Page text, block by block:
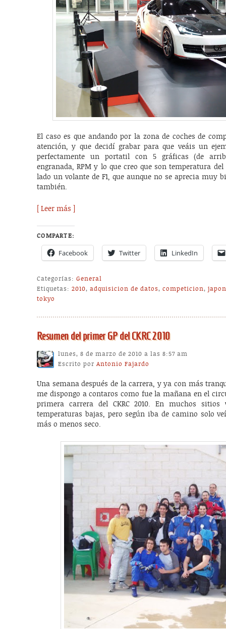
El caso es que andando por la zona de coches de
atención, y que decidí grabar para que veáis un
perfectamente un portatil con 5 gráficas (de
engranada, RPM y lo que creo que son temperatura
lado un volante de F1, que aunque no se aprecia muy
también.
[ Leer más ]
COMPARTE:
Facebook Twitter LinkedIn
Categorías: General
Etiquetas: 2010,adquisicion de datos,competicion,
tokyo
Resumen del primer GP del CKRC 2010
lunes, 8 de marzo de 2010 a las 8:57 am
Escrito porAntonio Fajardo
Una semana después de la carrera, y ya con más
me dispongo a contaros como fue la mañana en el
primera carrera del CKRC 2010. En muchos
temperaturas bajas, pero según iba de camino solo
más o menos seco.